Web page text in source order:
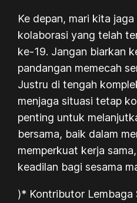
Ke depan, mari kita
kolaborasi yang telah
ke-19. Jangan biarkan
pandangan memecah
Justru di tengah
menjaga situasi tetap
penting untuk
bersama, baik dalam
memperkuat kerja
keadilan bagi sesama
)* Kontributor Lembaga